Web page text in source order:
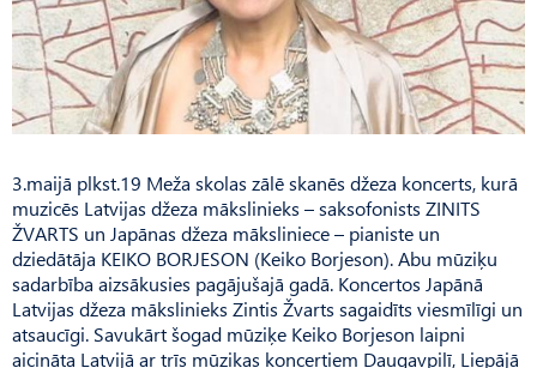
3.maijā plkst.19 Meža skolas zālē skanēs džeza koncerts, kurā
muzicēs Latvijas džeza mākslinieks – saksofonists ZINITS
ŽVARTS un Japānas džeza māksliniece – pianiste un
dziedātāja KEIKO BORJESON (Keiko Borjeson). Abu mūziķu
sadarbība aizsākusies pagājušajā gadā. Koncertos Japānā
Latvijas džeza mākslinieks Zintis Žvarts sagaidīts viesmīlīgi un
atsaucīgi. Savukārt šogad mūziķe Keiko Borjeson laipni
aicināta Latvijā ar trīs mūzikas koncertiem Daugavpilī, Liepājā